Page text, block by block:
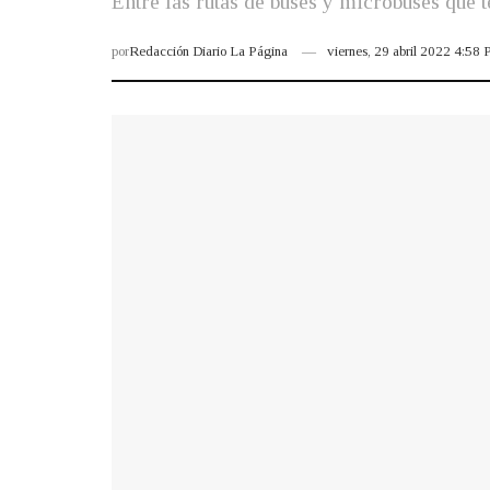
porRedacción Diario La Página viernes, 29 abril 2022 4:58